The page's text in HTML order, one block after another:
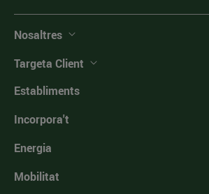
Nosaltres
Targeta Client
Establiments
Incorpora't
Energia
Mobilitat